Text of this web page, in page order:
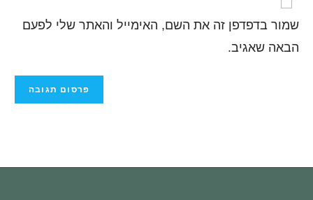
שמור בדפדפן זה את השם, האימייל והאתר שלי לפעם
הבאה שאגיב.